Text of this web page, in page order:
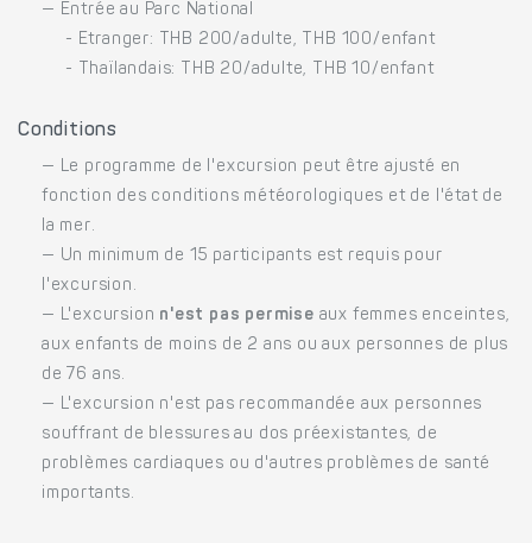
— Entrée au Parc National
- Etranger: THB 200/adulte, THB 100/enfant
- Thaïlandais: THB 20/adulte, THB 10/enfant
Conditions
— Le programme de l'excursion peut être ajusté en
fonction des conditions météorologiques et de l'état de
la mer.
— Un minimum de 15 participants est requis pour
l'excursion.
— L'excursion n'est pas permise aux femmes enceintes,
aux enfants de moins de 2 ans ou aux personnes de plus
de 76 ans.
— L'excursion n'est pas recommandée aux personnes
souffrant de blessures au dos préexistantes, de
problèmes cardiaques ou d'autres problèmes de santé
importants.